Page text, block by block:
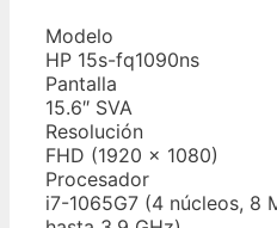
Modelo
HP 15s-fq1090ns
Pantalla
15.6″ SVA
Resolución
FHD (1920 x 1080)
Procesador
i7-1065G7 (4 núcleos, 8